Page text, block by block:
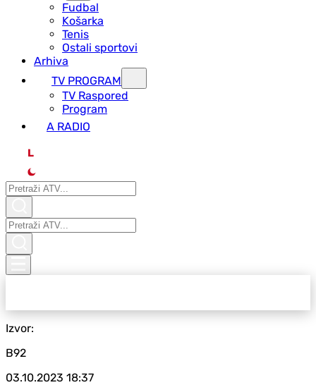
Fudbal
Košarka
Tenis
Ostali sportovi
Arhiva
TV PROGRAM
ТV Raspored
Program
A RADIO
L
Izvor:
B92
03.10.2023 18:37